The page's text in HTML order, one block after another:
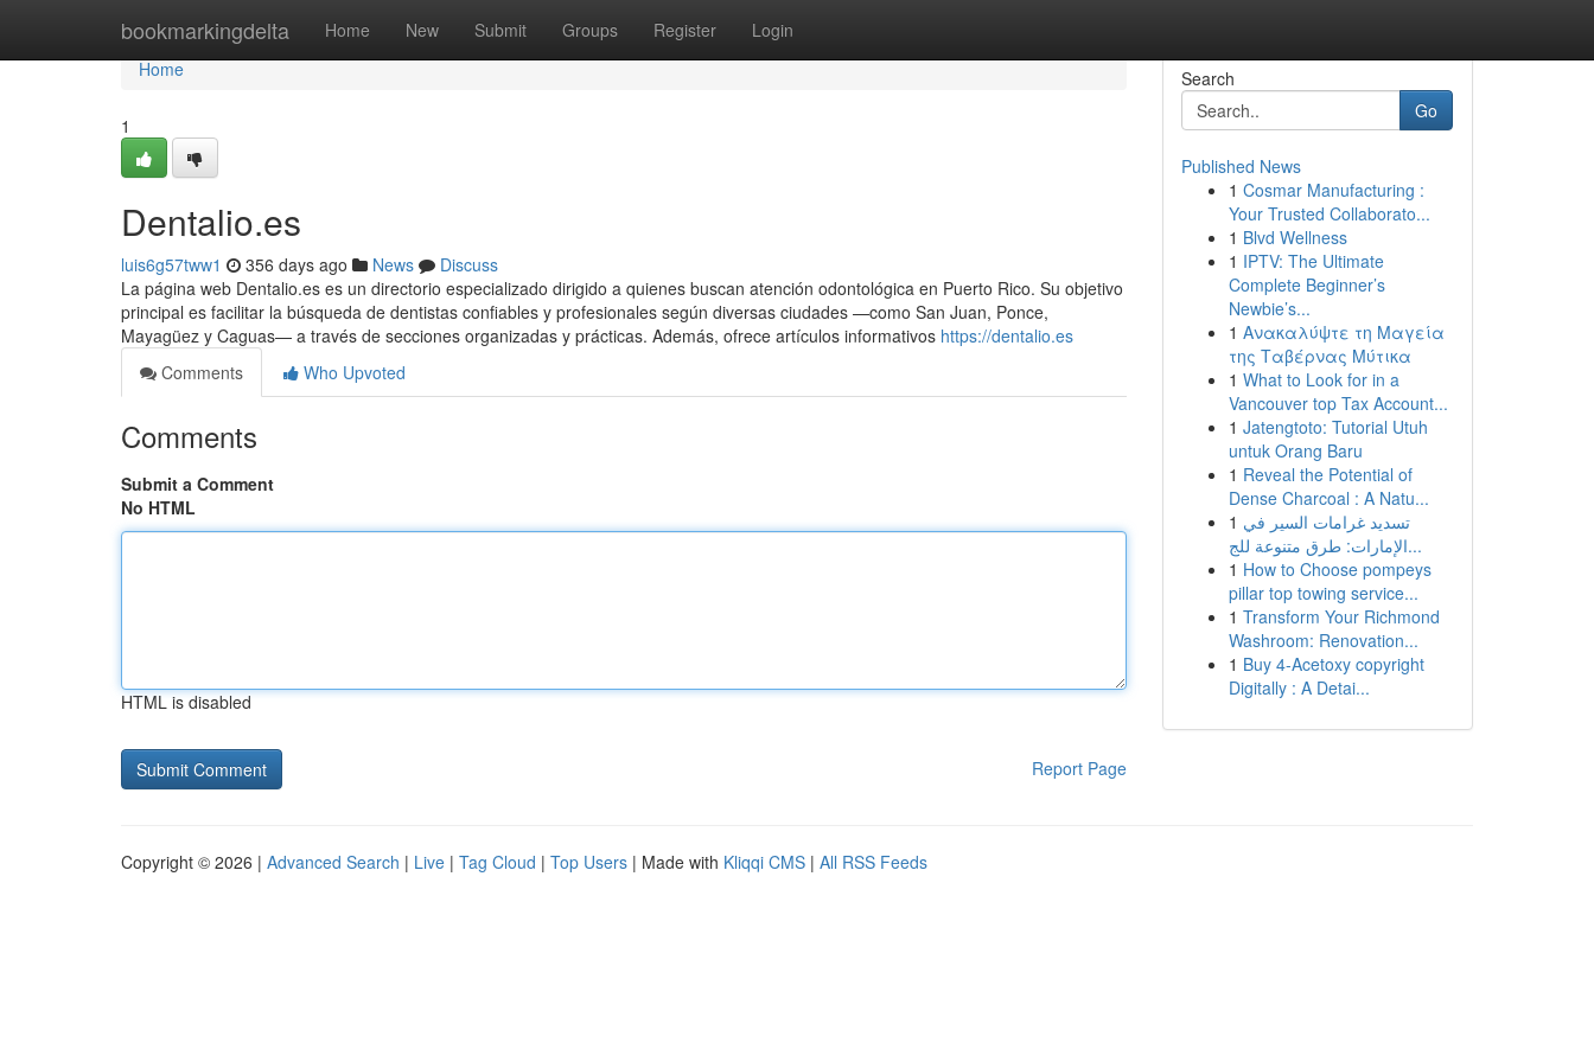
bookmarkingdelta Home New Submit Groups Register Login
Home
Home
1
Dentalio.es
luis6g57tww1 356 days ago News
Discuss
La página web Dentalio.es es un directorio especializado dirigido a quienes buscan atención odontológica en Puerto Rico. Su objetivo
principal es facilitar la búsqueda de dentistas confiables y profesionales según diversas ciudades —como San Juan, Ponce,
Mayagüez y Caguas— a través de secciones organizadas y prácticas. Además, ofrece artículos informativos https://dentalio.es
Comments
Who Upvoted
Comments
Submit a Comment
No HTML
HTML is disabled
Report Page
Search
Go
Published News
1 Cosmar Manufacturing :
Your Trusted Collaborato...
1 Blvd Wellness
1 IPTV: The Ultimate
Complete Beginner’s
Newbie’s...
1 Ανακαλύψτε τη Μαγεία
της Ταβέρνας Μύτικα
1 What to Look for in a
Vancouver top Tax Account...
1 Jatengtoto: Tutorial Utuh
untuk Orang Baru
1 Reveal the Potential of
Dense Charcoal : A Natu...
1 تسديد غرامات السير في
الإمارات: طرق متنوعة للج...
1 How to Choose pompeys
pillar top towing service...
1 Transform Your Richmond
Washroom: Renovation...
1 Buy 4-Acetoxy copyright
Digitally : A Detai...
Copyright © 2026 | Advanced Search | Live | Tag Cloud | Top Users | Made with Kliqqi CMS | All RSS Feeds